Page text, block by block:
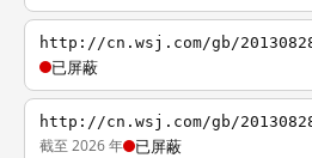
http://cn.wsj.com/gb/
已屏蔽
http://cn.wsj.com/gb/
截至 2026 年 已屏蔽